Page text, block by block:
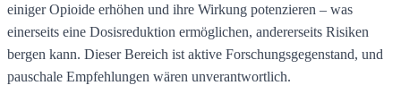
einiger Opioide erhöhen und ihre Wirkung potenzieren – was
einerseits eine Dosisreduktion ermöglichen, andererseits Risiken
bergen kann. Dieser Bereich ist aktive Forschungsgegenstand, und
pauschale Empfehlungen wären unverantwortlich.